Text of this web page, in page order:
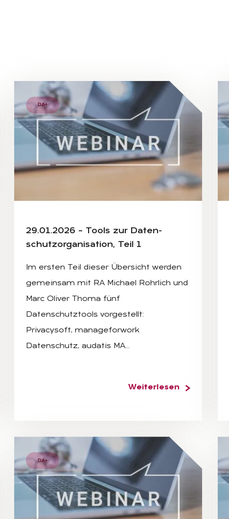
DA+
29.01.2026 – Tools zur Da­ten­
schutz­or­ga­ni­sa­ti­on, Teil 1
Im ersten Teil dieser Übersicht werden
gemeinsam mit RA Michael Rohrlich und
Marc Oliver Thoma fünf
Datenschutztools vorgestellt:
Privacysoft, manageforwork
Datenschutz, audatis MA…
Weiterlesen
DA+